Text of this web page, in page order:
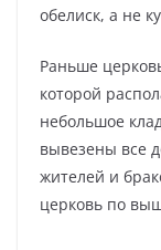
обелиск, а не
Раньше
которой
небольшое
вывезены все
жителей и
церковь по